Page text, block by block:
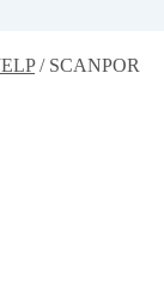
/ SCANPOR